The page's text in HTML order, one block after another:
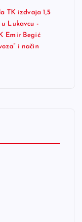
TK izdvaja 1,5
Lukavcu -
Emir Begić
i način